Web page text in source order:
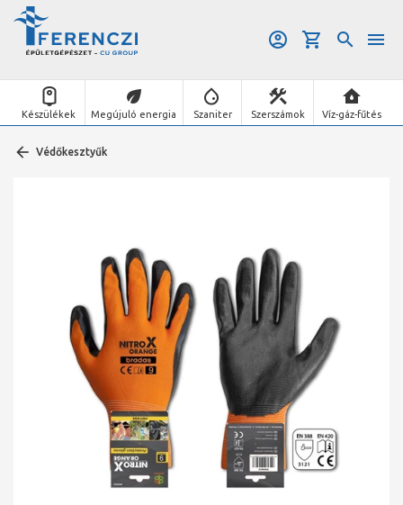
Készülékek Megújuló energia Szaniter Szerszámok Víz-gáz-fűtés
Védőkesztyűk